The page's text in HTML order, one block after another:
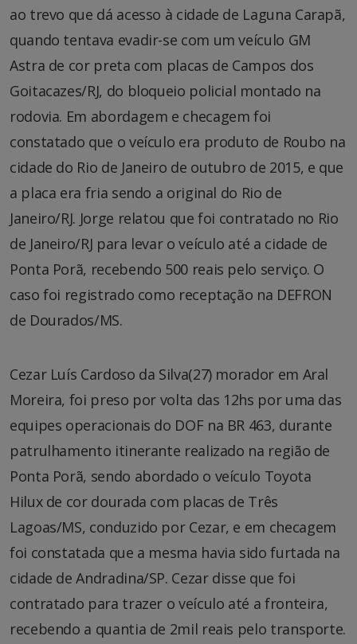
ao trevo que dá acesso à cidade de Laguna Carapã,
quando tentava evadir-se com um veículo GM
Astra de cor preta com placas de Campos dos
Goitacazes/RJ, do bloqueio policial montado na
rodovia. Em abordagem e checagem foi
constatado que o veículo era produto de Roubo na
cidade do Rio de Janeiro de outubro de 2015, e que
a placa era fria sendo a original do Rio de
Janeiro/RJ. Jorge relatou que foi contratado no Rio
de Janeiro/RJ para levar o veículo até a cidade de
Ponta Porã, recebendo 500 reais pelo serviço. O
caso foi registrado como receptação na DEFRON
de Dourados/MS.
Cezar Luís Cardoso da Silva(27) morador em Aral
Moreira, foi preso por volta das 12hs por uma das
equipes operacionais do DOF na BR 463, durante
patrulhamento itinerante realizado na região de
Ponta Porã, sendo abordado o veículo Toyota
Hilux de cor dourada com placas de Três
Lagoas/MS, conduzido por Cezar, e em checagem
foi constatada que a mesma havia sido furtada na
cidade de Andradina/SP. Cezar disse que foi
contratado para trazer o veículo até a fronteira,
recebendo a quantia de 2mil reais pelo transporte.